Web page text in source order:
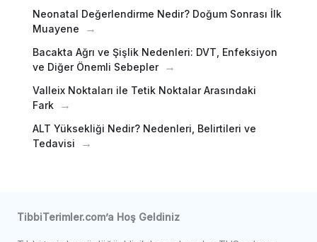
Neonatal Değerlendirme Nedir? Doğum Sonrası İlk
Muayene
Bacakta Ağrı ve Şişlik Nedenleri: DVT, Enfeksiyon
ve Diğer Önemli Sebepler
Valleix Noktaları ile Tetik Noktalar Arasındaki
Fark
ALT Yüksekliği Nedir? Nedenleri, Belirtileri ve
Tedavisi
TibbiTerimler.com’a Hoş Geldiniz